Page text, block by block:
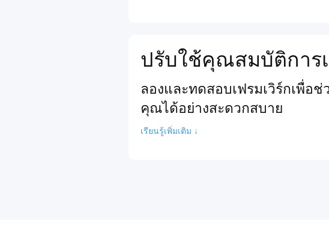
ปรับใช้คุณสมบัติการ
ลองและทดสอบเฟรมเวิร์กเพื่
คุณได้อย่างสะดวกสบาย
เรียนรู้เพิ่มเติม ↓